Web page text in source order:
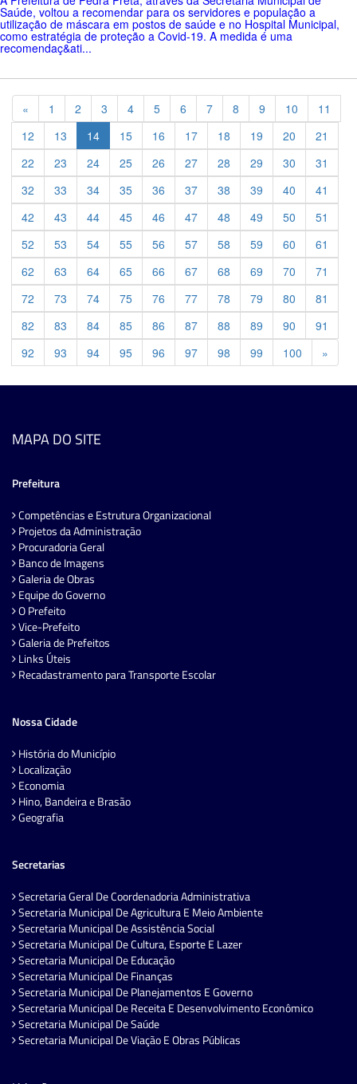
Saúde, voltou a recomendar para os servidores e população a
utilização de máscara em postos de saúde e no Hospital Municipal,
como estratégia de proteção a Covid-19. A medida é uma
recomendaç&ati...
« Previous
1 2 3 4 5 6 7 8 9 10
11
12
13 14 15 16 17 18 19 20
21
22
23 24 25 26 27 28 29 30
31
32
33 34 35 36 37 38 39 40
41
42
43 44 45 46 47 48 49 50
51
52
53 54 55 56 57 58 59 60
61
62
63 64 65 66 67 68 69 70
71
72
73 74 75 76 77 78 79 80
81
82
83 84 85 86 87 88 89 90
91
92
93 94 95 96 97 98 99 100 »
MAPA DO SITE
Prefeitura
Competências e Estrutura Organizacional
Projetos da Administração
Procuradoria Geral
Banco de Imagens
Galeria de Obras
Equipe do Governo
O Prefeito
Vice-Prefeito
Galeria de Prefeitos
Links Úteis
Recadastramento para Transporte Escolar
Nossa Cidade
História do Município
Localização
Economia
Hino, Bandeira e Brasão
Geografia
Secretarias
Secretaria Geral De Coordenadoria Administrativa
Secretaria Municipal De Agricultura E Meio Ambiente
Secretaria Municipal De Assistência Social
Secretaria Municipal De Cultura, Esporte E Lazer
Secretaria Municipal De Educação
Secretaria Municipal De Finanças
Secretaria Municipal De Planejamentos E Governo
Secretaria Municipal De Receita E Desenvolvimento Econômico
Secretaria Municipal De Saúde
Secretaria Municipal De Viação E Obras Públicas